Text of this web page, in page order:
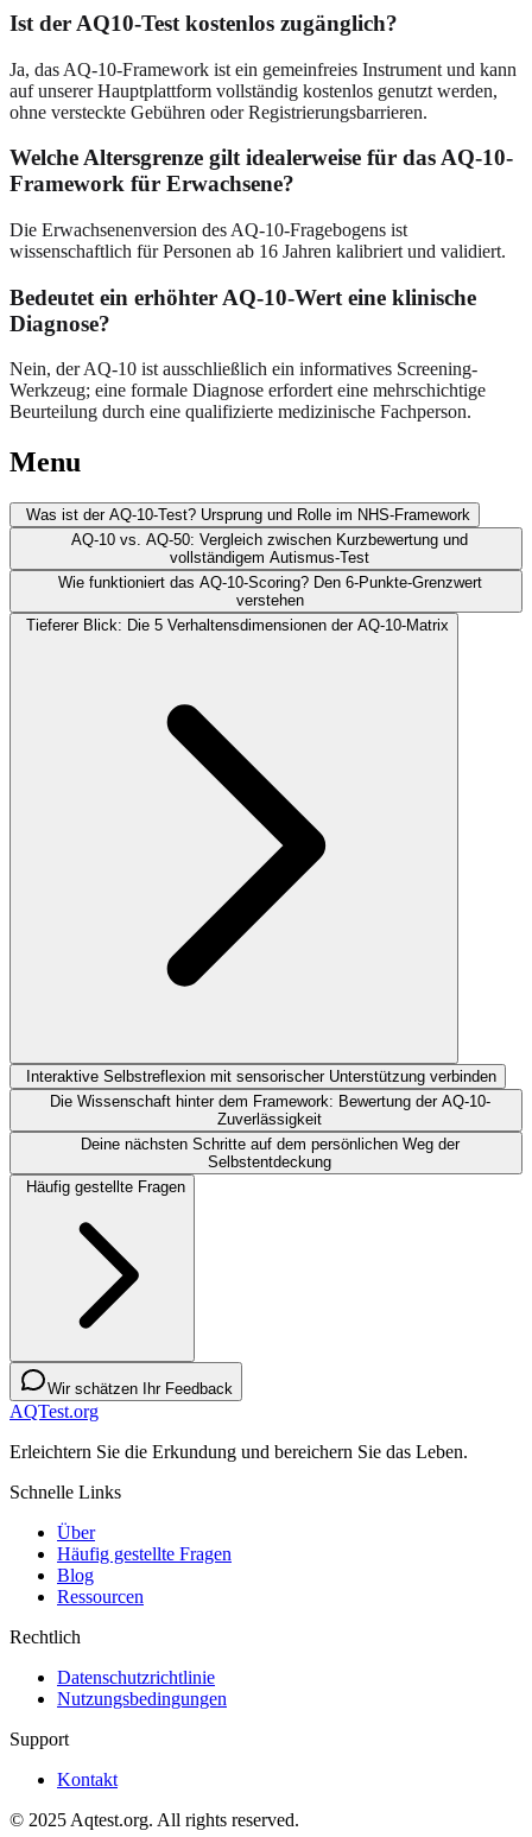
Ist der AQ10-Test kostenlos zugänglich?
Ja, das AQ-10-Framework ist ein gemeinfreies Instrument und kann
auf unserer Hauptplattform vollständig kostenlos genutzt werden,
ohne versteckte Gebühren oder Registrierungsbarrieren.
Welche Altersgrenze gilt idealerweise für das AQ-10-
Framework für Erwachsene?
Die Erwachsenenversion des AQ-10-Fragebogens ist
wissenschaftlich für Personen ab 16 Jahren kalibriert und validiert.
Bedeutet ein erhöhter AQ-10-Wert eine klinische
Diagnose?
Nein, der AQ-10 ist ausschließlich ein informatives Screening-
Werkzeug; eine formale Diagnose erfordert eine mehrschichtige
Beurteilung durch eine qualifizierte medizinische Fachperson.
Menu
Was ist der AQ-10-Test? Ursprung und Rolle im NHS-Framework
AQ-10 vs. AQ-50: Vergleich zwischen Kurzbewertung und
vollständigem Autismus-Test
Wie funktioniert das AQ-10-Scoring? Den 6-Punkte-Grenzwert
verstehen
Tieferer Blick: Die 5 Verhaltensdimensionen der AQ-10-Matrix
Interaktive Selbstreflexion mit sensorischer Unterstützung verbinden
Die Wissenschaft hinter dem Framework: Bewertung der AQ-10-
Zuverlässigkeit
Deine nächsten Schritte auf dem persönlichen Weg der
Selbstentdeckung
Häufig gestellte Fragen
Wir schätzen Ihr Feedback
AQTest.org
Erleichtern Sie die Erkundung und bereichern Sie das Leben.
Schnelle Links
Über
Häufig gestellte Fragen
Blog
Ressourcen
Rechtlich
Datenschutzrichtlinie
Nutzungsbedingungen
Support
Kontakt
© 2025 Aqtest.org. All rights reserved.